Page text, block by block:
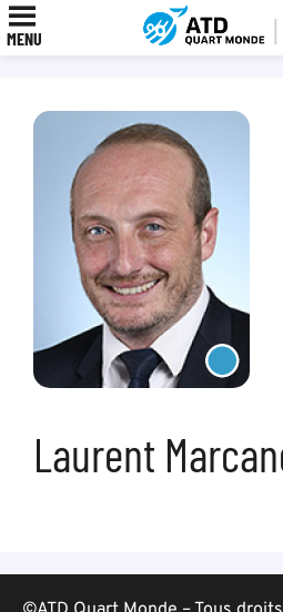
MENU
Laurent